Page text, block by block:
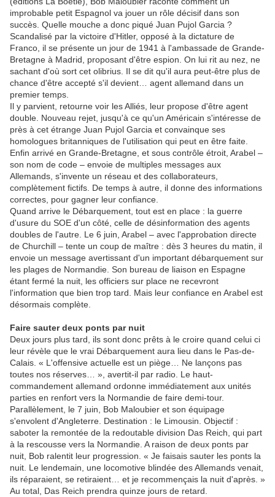
improbable petit Espagnol va jouer un rôle décisif dans son
succès. Quelle mouche a donc piqué Juan Pujol Garcia ?
Scandalisé par la victoire d'Hitler, opposé à la dictature de
Franco, il se présente un jour de 1941 à l'ambassade de Grande-
Bretagne à Madrid, proposant d'être espion. On lui rit au nez, ne
sachant d'où sort cet olibrius. Il se dit qu'il aura peut-être plus de
chance d'être accepté s'il devient… agent allemand dans un
premier temps.
Il y parvient, retourne voir les Alliés, leur propose d'être agent
double. Nouveau rejet, jusqu'à ce qu'un Américain s'intéresse de
près à cet étrange Juan Pujol Garcia et convainque ses
homologues britanniques de l'utilisation qui peut en être faite.
Enfin arrivé en Grande-Bretagne, et sous contrôle étroit, Arabel –
son nom de code – envoie de multiples messages aux
Allemands, s'invente un réseau et des collaborateurs,
complètement fictifs. De temps à autre, il donne des informations
correctes, pour gagner leur confiance.
Quand arrive le Débarquement, tout est en place : la guerre
d'usure du SOE d'un côté, celle de désinformation des agents
doubles de l'autre. Le 6 juin, Arabel – avec l'approbation directe
de Churchill – tente un coup de maître : dès 3 heures du matin, il
envoie un message avertissant d'un important débarquement sur
les plages de Normandie. Son bureau de liaison en Espagne
étant fermé la nuit, les officiers sur place ne recevront
l'information que bien trop tard. Mais leur confiance en Arabel est
désormais complète.
Faire sauter deux ponts par nuit
Deux jours plus tard, ils sont donc prêts à le croire quand celui ci
leur révèle que le vrai Débarquement aura lieu dans le Pas-de-
Calais. « L'offensive actuelle est un piège… Ne lançons pas
toutes nos réserves… », avertit-il par radio. Le haut-
commandement allemand ordonne immédiatement aux unités
parties en renfort vers la Normandie de faire demi-tour.
Parallèlement, le 7 juin, Bob Maloubier et son équipage
s'envolent d'Angleterre. Destination : le Limousin. Objectif :
saboter la remontée de la redoutable division Das Reich, qui part
à la rescousse vers la Normandie. A raison de deux ponts par
nuit, Bob ralentit leur progression. « Je faisais sauter les ponts la
nuit. Le lendemain, une locomotive blindée des Allemands venait,
ils réparaient, se retiraient… et je recommençais la nuit d'après. »
Au total, Das Reich prendra quinze jours de retard.